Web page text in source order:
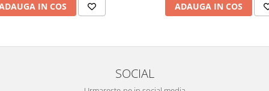
IN COS ADAUGA IN COS
SOCIAL